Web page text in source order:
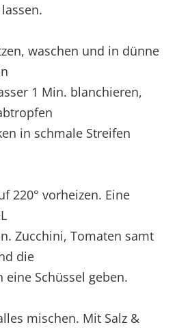
waschen und in dünne
1 Min. blanchieren,
in schmale Streifen
220° vorheizen. Eine
Zucchini, Tomaten samt
die
eine Schüssel geben.
mischen. Mit Salz &